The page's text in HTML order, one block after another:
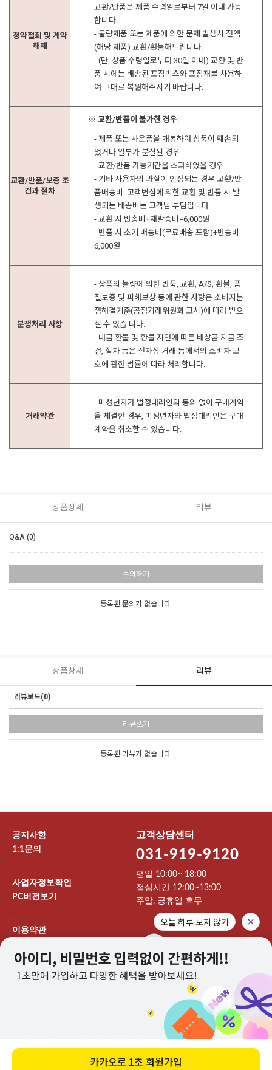
청약철회 및 계약
해제
교환/반품은 제품 수령일로부터 7일 이내 가능
합니다.
- 불량제품 또는 제품에 의한 문제 발생시 전액
(해당 제품) 교환/환불해드립니다.
- (단, 상품 수령일로부터 30일 이내) 교환 및 반
품 시에는 배송된 포장박스와 포장재를 사용하
여 그대로 복원해주시기 바랍니다.
교환/반품/보증 조
건과 절차
※ 교환/반품이 불가한 경우:
- 제품 또는 사은품을 개봉하여 상품이 훼손되
었거나 일부가 분실된 경우
- 교환/반품 가능기간을 초과하였을 경우
- 기타 사용자의 과실이 인정되는 경우 교환/반
품배송비: 고객변심에 의한 교환 및 반품 시 발
생되는 배송비는 고객님 부담입니다.
- 교환 시:반송비+재발송비=6,000원
- 반품 시:초기 배송비(무료배송 포함)+반송비=
6,000원
분쟁처리 사항
- 상품의 불량에 의한 반품, 교환, A/S, 환불, 품
질보증 및 피해보상 등에 관한 사항은 소비자분
쟁해결기준(공정거래위원회 고시)에 따라 받으
실 수 있습 니다.
- 대금 환불 및 환불 지연에 따른 배상금 지급 조
건, 절차 등은 전자상 거래 등에서의 소비자 보
호에 관한 법률에 따라 처리합니다.
거래약관
- 미성년자가 법정대리인의 동의 없이 구매계약
을 체결한 경우, 미성년자와 법정대리인은 구매
계약을 취소할 수 있습니다.
상품상세 리뷰
Q&A (0)
문의하기
등록된 문의가 없습니다.
상품상세 리뷰
리뷰보드(0)
리뷰쓰기
등록된 리뷰가 없습니다.
공지사항
1:1문의
-
사업자정보확인
PC버전보기
-
이용약관
이용안내
고객상담센터
031-919-9120
평일 10:00~ 18:00
점심시간 12:00~13:00
주말, 공휴일 휴무
-
상호 : 주식회사 912엔터테인먼트 대표 : 이기영
개인정보보호책임자 : 권오민 TEL : 031-919-9120
FAX : EMAIL : kpoptogether@naver.com
사업자등록번호 : 194-81-01147 통신판매업신고 : 제 2024-고양
주소 : 경기도 고양시 일산서구 덕산로195번길 137-17
오늘 하루 보지 않기
카카오로 1초 회원가입